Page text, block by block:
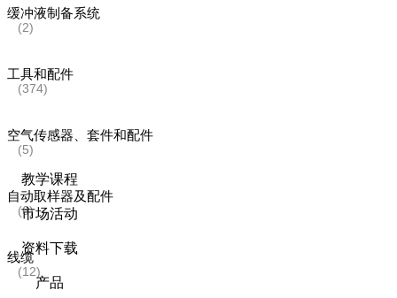
缓冲液制备系统
(2)
工具和配件
(374)
空气传感器、套件和配件
(5)
自动取样器及配件
(6)
线缆
(12)
教学课程
市场活动
资料下载
产品